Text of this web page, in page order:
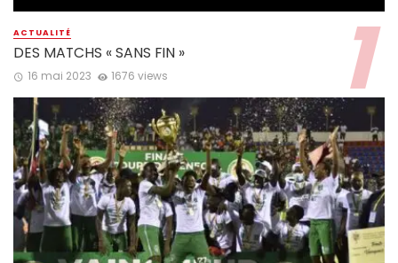
ACTUALITÉ
DES MATCHS « SANS FIN »
16 mai 2023 1676 views